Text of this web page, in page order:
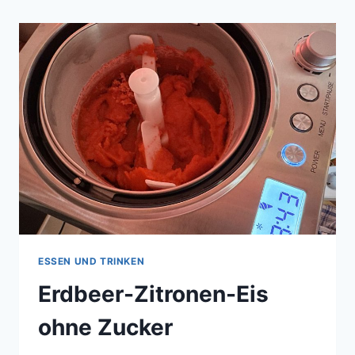
ESSEN UND TRINKEN
Erdbeer-Zitronen-Eis
ohne Zucker